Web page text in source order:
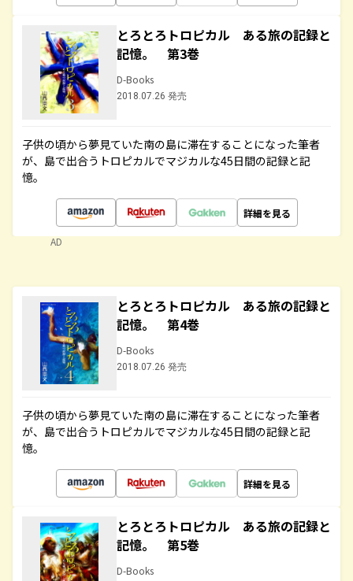
とろとろトロピカル ある旅の記録と
記憶。 第3巻
D-Books
2018.07.26 発売
子供の頃から夢見ていた南の島に滞在することになった筆者
が、島で出合うトロピカルでマジカルな45日間の記録と記
憶。
詳細を見る
AD
とろとろトロピカル ある旅の記録と
記憶。 第4巻
D-Books
2018.07.26 発売
子供の頃から夢見ていた南の島に滞在することになった筆者
が、島で出合うトロピカルでマジカルな45日間の記録と記
憶。
詳細を見る
とろとろトロピカル ある旅の記録と
記憶。 第5巻
D-Books